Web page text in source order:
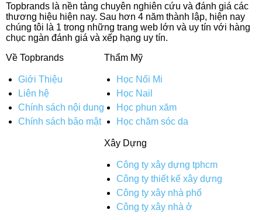
Topbrands là nền tảng chuyên nghiên cứu và đánh giá các
thương hiệu hiện nay. Sau hơn 4 năm thành lập, hiện nay
chúng tôi là 1 trong những trang web lớn và uy tín với hàng
chục ngàn đánh giá và xếp hạng uy tín.
Về Topbrands
Giới Thiệu
Liên hệ
Chính sách nội dung
Chính sách bảo mật
Thẩm Mỹ
Học Nối Mi
Học Nail
Học phun xăm
Học chăm sóc da
Xây Dựng
Công ty xây dựng tphcm
Công ty thiết kế xây dựng
Công ty xây nhà phố
Công ty xây nhà ở